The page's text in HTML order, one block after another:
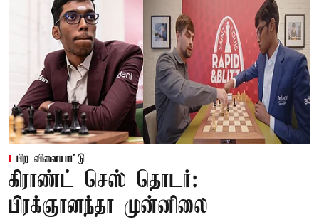
பிற விளையாட்டு
கிராண்ட் செஸ் தொடர்:
பிரக்ஞானந்தா முன்னிலை